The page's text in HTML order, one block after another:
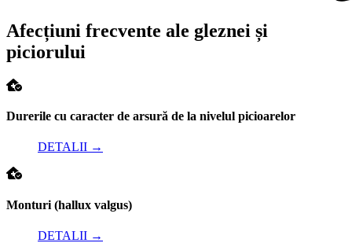
Afecțiuni frecvente ale gleznei și
piciorului
Durerile cu caracter de arsură de la nivelul picioarelor
DETALII →
Monturi (hallux valgus)
DETALII →